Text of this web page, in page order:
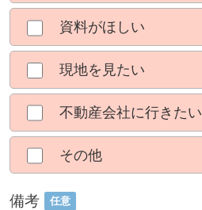
資料がほしい
現地を見たい
不動産会社に行きたい
その他
備考 任意